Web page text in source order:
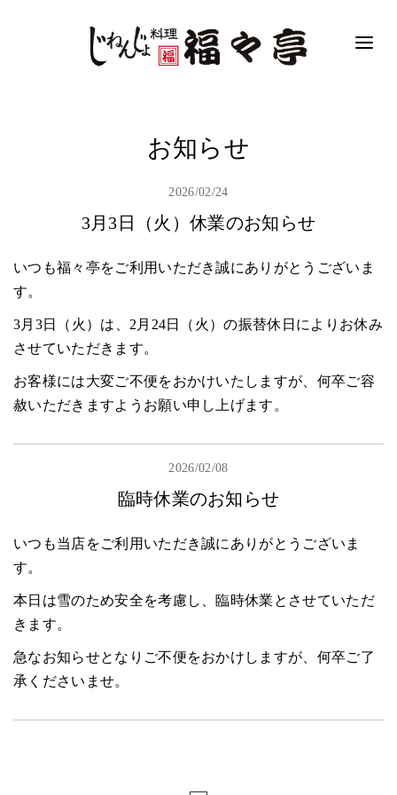
お知らせ
2026/02/24
3月3日（火）休業のお知らせ
いつも福々亭をご利用いただき誠にありがとうございま
す。
3月3日（火）は、2月24日（火）の振替休日によりお休み
させていただきます。
お客様には大変ご不便をおかけいたしますが、何卒ご容
赦いただきますようお願い申し上げます。
2026/02/08
臨時休業のお知らせ
いつも当店をご利用いただき誠にありがとうございま
す。
本日は雪のため安全を考慮し、臨時休業とさせていただ
きます。
急なお知らせとなりご不便をおかけしますが、何卒ご了
承くださいませ。